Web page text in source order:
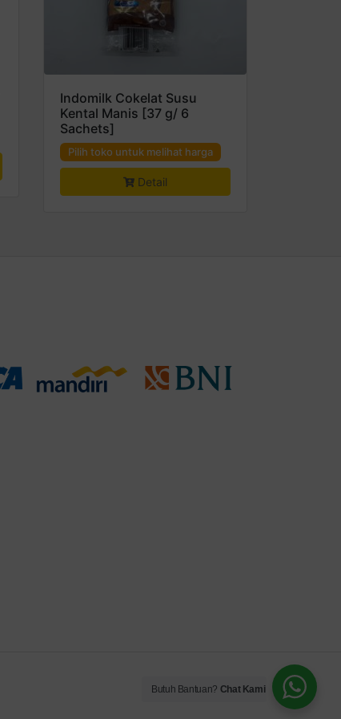
Indomilk Cokelat Susu
Kental Manis [37 g/ 6
Sachets]
Pilih toko untuk melihat harga
Detail
Butuh Bantuan? Chat Kami